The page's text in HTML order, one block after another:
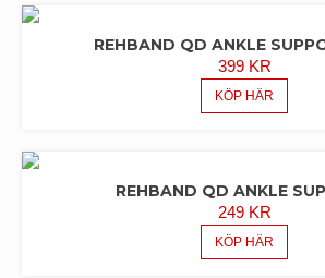
REHBAND QD ANKLE
399 KR
KÖP HÄR
REHBAND QD ANKLE
249 KR
KÖP HÄR